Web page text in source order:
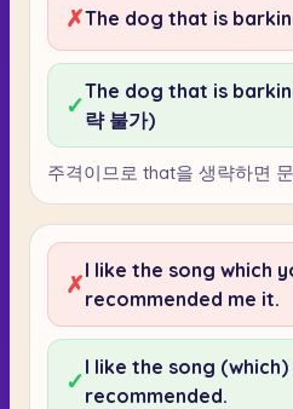
✗The dog that is
✓The dog that is
략 불가)
주격이므로 that을 생략하면
✗I like the song which
recommended me it.
✓I like the song (which)
recommended.